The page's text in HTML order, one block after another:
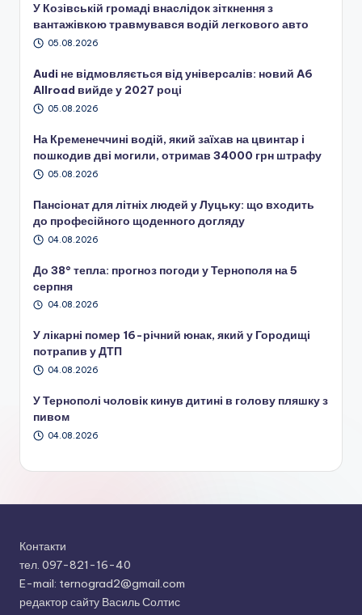
У Козівській громаді внаслідок зіткнення з
вантажівкою травмувався водій легкового авто
05.08.2026
Audi не відмовляється від універсалів: новий A6
Allroad вийде у 2027 році
05.08.2026
На Кременеччині водій, який заїхав на цвинтар і
пошкодив дві могили, отримав 34000 грн штрафу
05.08.2026
Пансіонат для літніх людей у Луцьку: що входить
до професійного щоденного догляду
04.08.2026
До 38° тепла: прогноз погоди у Тернополя на 5
серпня
04.08.2026
У лікарні помер 16-річний юнак, який у Городищі
потрапив у ДТП
04.08.2026
У Тернополі чоловік кинув дитині в голову пляшку з
пивом
04.08.2026
Контакти
тел. 097-821-16-40
E-mail: ternograd2@gmail.com
редактор сайту Василь Солтис